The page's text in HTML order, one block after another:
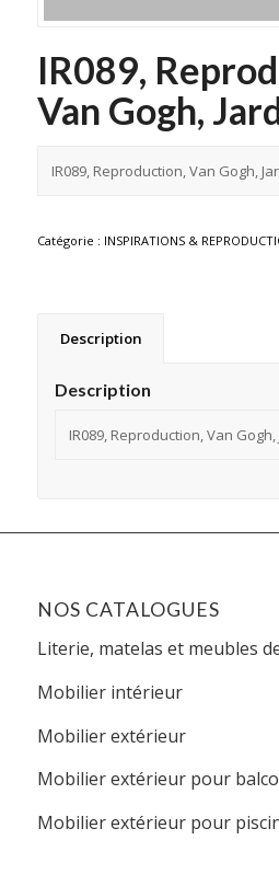
IR089,
Van Gogh,
IR089, Reproduction, Van Gogh,
Catégorie : INSPIRATIONS &
Description
Description
IR089, Reproduction, Van Gogh,
NOS CATALOGUES
Literie, matelas et meubles
Mobilier intérieur
Mobilier extérieur
Mobilier extérieur pour
Mobilier extérieur pour